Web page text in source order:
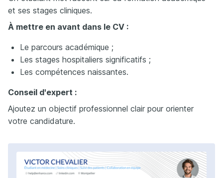
et ses stages cliniques.
À mettre en avant dans le CV :
Le parcours académique ;
Les stages hospitaliers significatifs ;
Les compétences naissantes.
Conseil d'expert :
Ajoutez un objectif professionnel clair pour orienter
votre candidature.